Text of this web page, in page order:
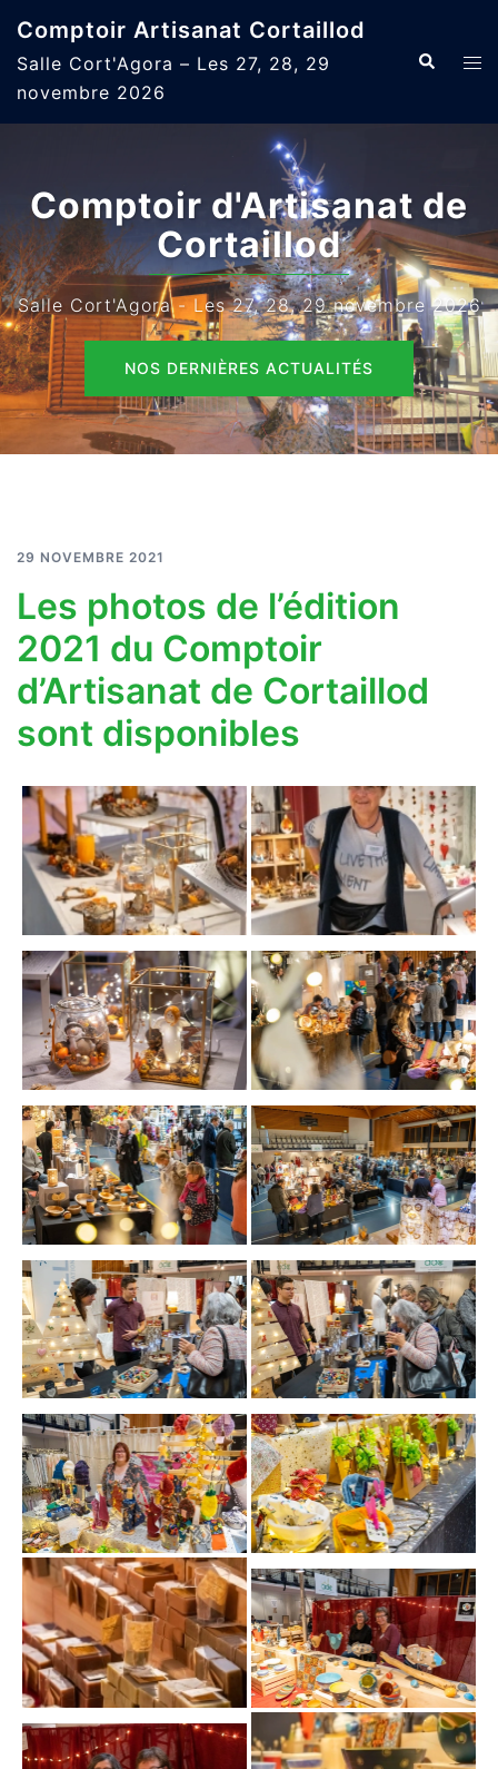
contenu
Comptoir Artisanat Cortaillod
Salle Cort'Agora – Les 27, 28, 29
novembre 2026
Comptoir d'Artisanat de
Cortaillod
Salle Cort'Agora - Les 27, 28, 29 novembre 2026
NOS DERNIÈRES ACTUALITÉS
29 NOVEMBRE 2021
Les photos de l’édition
2021 du Comptoir
d’Artisanat de Cortaillod
sont disponibles